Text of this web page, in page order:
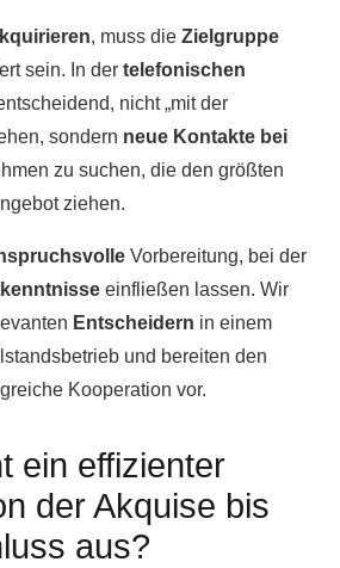
, muss die Zielgruppe
sein. In der telefonischen
nicht „mit der
sondern neue Kontakte bei
zu suchen, die den größten
ziehen.
Vorbereitung, bei der
einfließen lassen. Wir
Entscheidern in einem
und bereiten den
Kooperation vor.
ein effizienter
der Akquise bis
aus?